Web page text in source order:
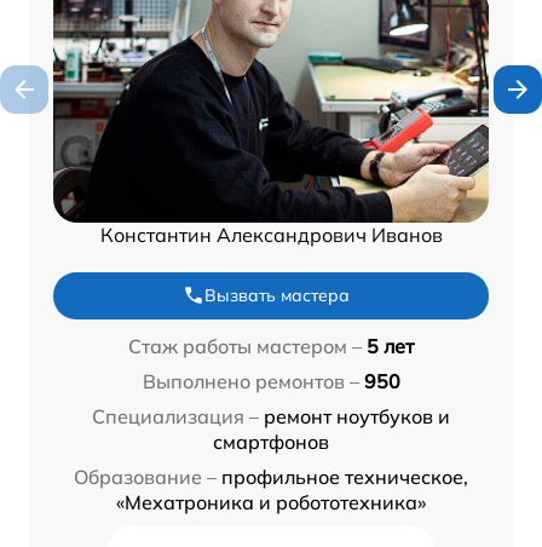
Константин Александрович Иванов
Вызвать мастера
Стаж работы мастером – 5 лет
Выполнено ремонтов – 950
Специализация – ремонт ноутбуков и
смартфонов
Образование – профильное техническое,
«Мехатроника и робототехника»